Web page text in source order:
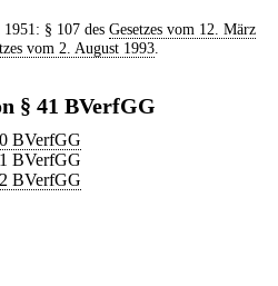
§ 107 des Gesetzes vom 12. März
vom 2. August 1993
§ 41 BVerfGG
BVerfGG
BVerfGG
BVerfGG